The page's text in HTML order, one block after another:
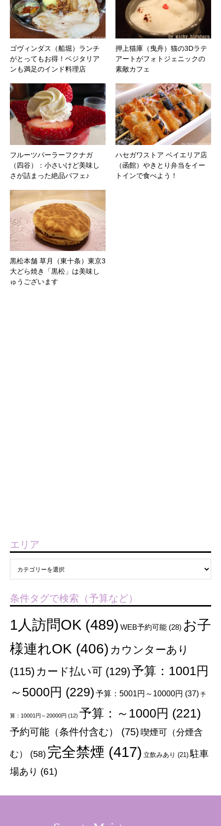
ゴヴィンダス（船堀）ランチ
がとってもお得！ベジタリア
ンも満足のインド料理店
押上猫庫（曳舟）猫の3Dラテ
アートがフォトジェニックの
素敵カフェ
フルーツパーラーフクナガ
（四谷）：小さいけど美味し
さが詰まった絶品パフェ♪
ハセガワストア ベイエリア店
（函館）やきとり弁当をイー
トインで食べよう！
黒松本舗 草月（東十条）東京3
大どら焼き「黒松」は美味し
ゅうございます
エリア
条件タグで検索（予算など）
1人訪問OK (489) WEB予約可能 (28) お子
様連れOK (406) カウンターあり
(115) カード払い可 (129)予算：1001円
～5000円 (229) 予算：5001円～10000円 (37) 予
算：10001円～20000円 (12) 予算：～1000円 (221)
予約可能（条件付含む） (75)喫煙可（分煙含
む） (58) 完全禁煙 (417) 立飲みあり (21) 駐車
場あり (61)